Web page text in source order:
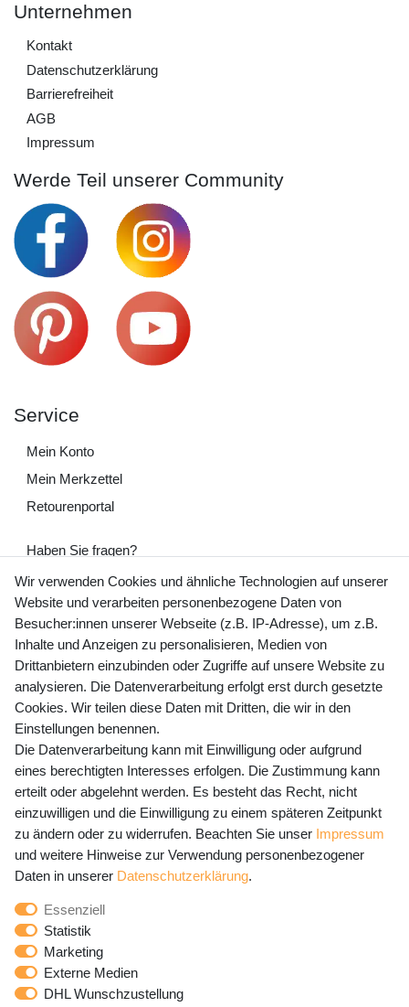
Unternehmen
Kontakt
Daten­schutz­erklärung
Barrierefreiheit
AGB
Impressum
Werde Teil unserer Community
Service
Mein Konto
Mein Merkzettel
Retourenportal
Haben Sie fragen?
+49 (0) 35243 460 400
Mo-Fr 9-15 Uhr
shop@banjado.com
Preisangaben inkl. gesetzl. MwSt. und zzgl. Service- und
Versandkosten
Newsletter Anmeldung - Keine Angebote
mehr verpassen!
E-MAIL **
Newsletter
Honig
Hiermit bestätige ich, dass ich die
gelesen habe. Meine Einwilligung kann ich jederzeit
widerrufen.**
Wir verwenden Cookies und ähnliche Technologien auf unserer
Website und verarbeiten personenbezogene Daten von
Besucher:innen unserer Webseite (z.B. IP-Adresse), um z.B.
Inhalte und Anzeigen zu personalisieren, Medien von
Drittanbietern einzubinden oder Zugriffe auf unsere Website zu
analysieren. Die Datenverarbeitung erfolgt erst durch gesetzte
Cookies. Wir teilen diese Daten mit Dritten, die wir in den
Einstellungen benennen.
Die Datenverarbeitung kann mit Einwilligung oder aufgrund
eines berechtigten Interesses erfolgen. Die Zustimmung kann
erteilt oder abgelehnt werden. Es besteht das Recht, nicht
einzuwilligen und die Einwilligung zu einem späteren Zeitpunkt
zu ändern oder zu widerrufen. Beachten Sie unser Impressum
und weitere Hinweise zur Verwendung personenbezogener
Daten in unserer Daten­schutz­erklärung.
Essenziell
Statistik
Marketing
Externe Medien
DHL Wunschzustellung